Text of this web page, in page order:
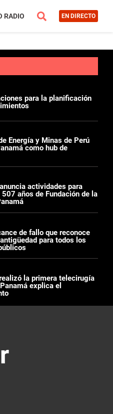
RADIO EN DIRECTO
para la planificación
Energía y Minas de Perú
como hub de
actividades para
años de Fundación de la
de fallo que reconoce
para todos los
la primera telecirugía
explica el